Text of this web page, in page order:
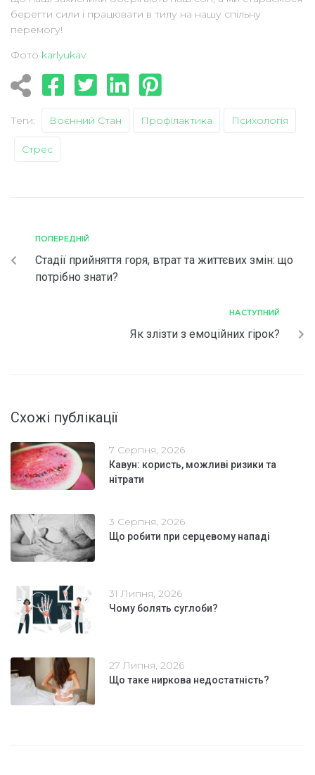
берегти сили і працювати в тилу на нашу спільну
перемогу!
Фото karlyukav
Теги: Воєнний Стан Профілактика Психологія
Стрес
ПОПЕРЕДНІЙ
Стадії прийняття горя, втрат та життєвих змін: що
потрібно знати?
НАСТУПНИЙ
Як злізти з емоційних гірок?
Схожі публікації
7 Серпня, 2026
Кавун: користь, можливі ризики та
нітрати
3 Серпня, 2026
Що робити при серцевому нападі
31 Липня, 2026
Чому болять суглоби?
27 Липня, 2026
Що таке ниркова недостатність?